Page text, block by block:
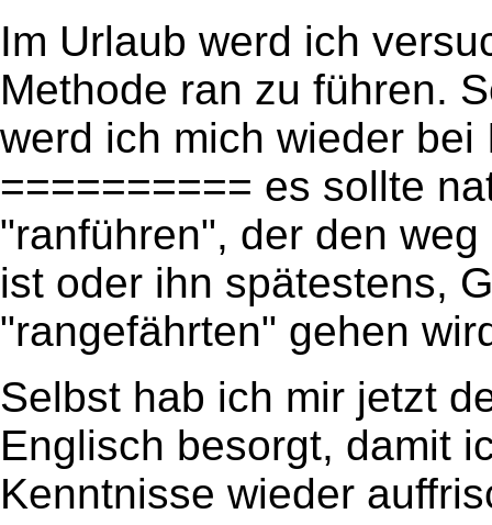
Im Urlaub werd ich
Methode ran zu führen.
werd ich mich wieder bei
========== es sollte
"ranführen", der den
ist oder ihn spätestens,
"rangefährten" gehen
Selbst hab ich mir jetzt
Englisch besorgt, damit
Kenntnisse wieder